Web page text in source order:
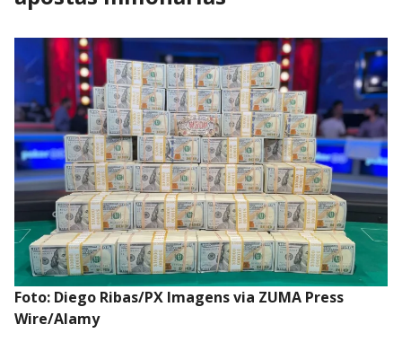
Foto: Diego Ribas/PX Imagens via ZUMA Press
Wire/Alamy